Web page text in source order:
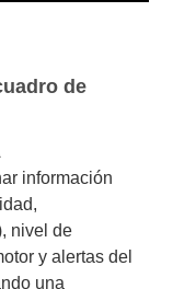
de
información
nivel de
y alertas del
una